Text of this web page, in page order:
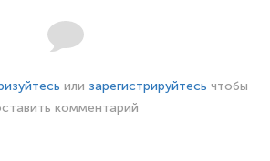
или зарегистрируйтесь чтобы
комментарий